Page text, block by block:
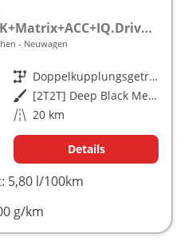
R-Line 150PS DSG AHK+Matrix+ACC+IQ.Drive+Black+Kamera+Keyless+Alu18+Sitzhz
Neuwagen
Getriebe
Doppelkupplungsgetriebe (DSG)
Außenfarbe
[2T2T] Deep Black Metallic
Kilometerstand 20 km
Details
5,80 l/100km
g/km